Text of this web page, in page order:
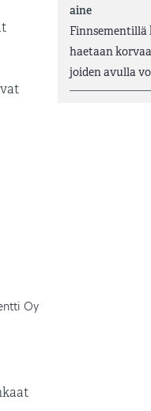
Oy
aine
haetaan
joiden avulla